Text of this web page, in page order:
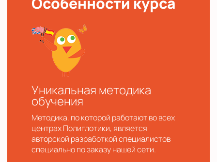
Уникальная методика
обучения
Методика, по которой работают во всех
центрах Полиглотики, является
авторской разработкой специалистов
специально по заказу нашей сети.